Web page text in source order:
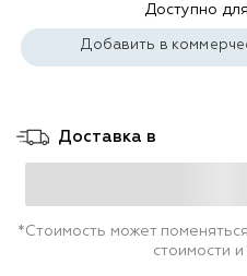
Доступно
Добавить в
Доставка в
*Стоимость может
стоимости